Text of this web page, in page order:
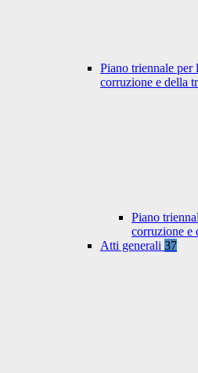
Piano triennale per
corruzione e della
Piano
corruzione e
Atti generali 37